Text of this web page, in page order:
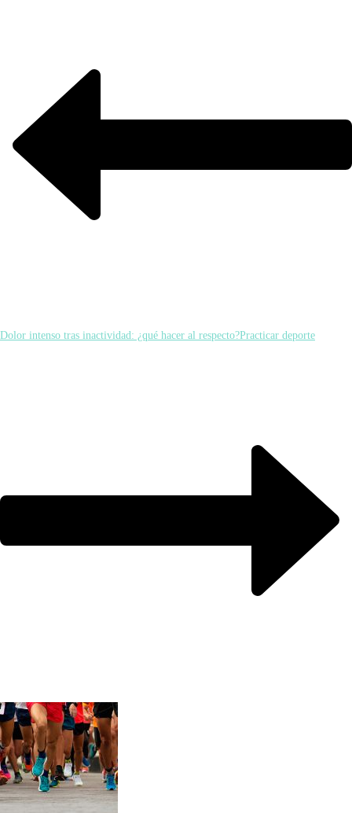
Dolor intenso tras inactividad: ¿qué hacer al respecto?Practicar deporte